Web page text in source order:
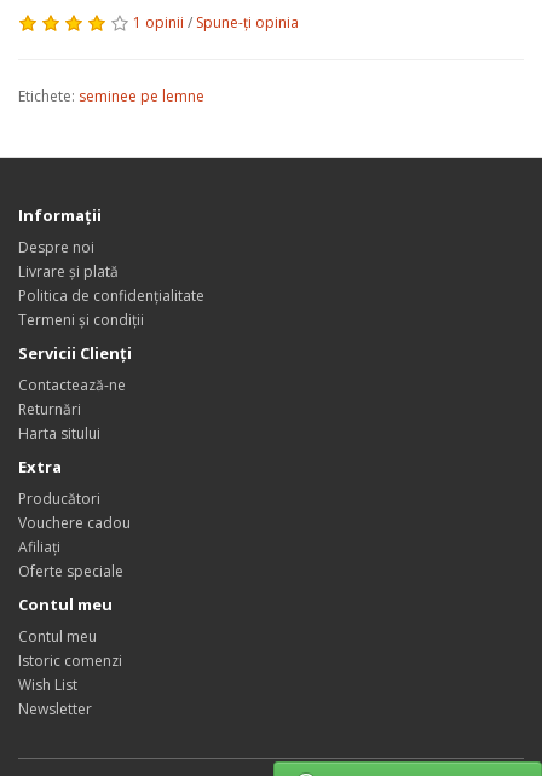
1 opinii / Spune-ţi opinia
Etichete: seminee pe lemne
Informaţii
Despre noi
Livrare și plată
Politica de confidențialitate
Termeni și condiții
Servicii Clienţi
Contactează-ne
Returnări
Harta sitului
Extra
Producători
Vouchere cadou
Afiliaţi
Oferte speciale
Contul meu
Contul meu
Istoric comenzi
Wish List
Newsletter